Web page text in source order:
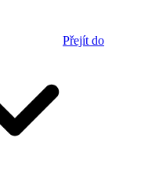
Přejít do